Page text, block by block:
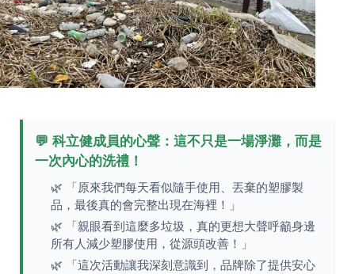
💬 科立健成員的心聲：這不只是一場淨灘，而是
一次內心的洗禮！
🌿 「原來我們每天看似隨手使用、丟棄的塑膠製
品，最後真的會完整出現在海裡！」
🌿 「親眼看到這麼多垃圾，真的更想大聲呼籲身邊
所有人減少塑膠使用，從源頭改善！」
🌿 「這次活動讓我深刻意識到，品牌除了提供安心